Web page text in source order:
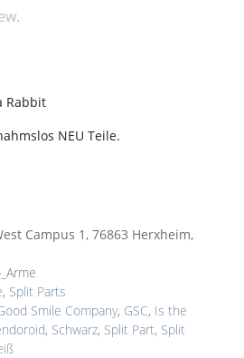
Rabbit
NEU Teile.
Campus 1, 76863 Herxheim,
, Split Parts
Smile Company, GSC, Is the
, Schwarz, Split Part, Split